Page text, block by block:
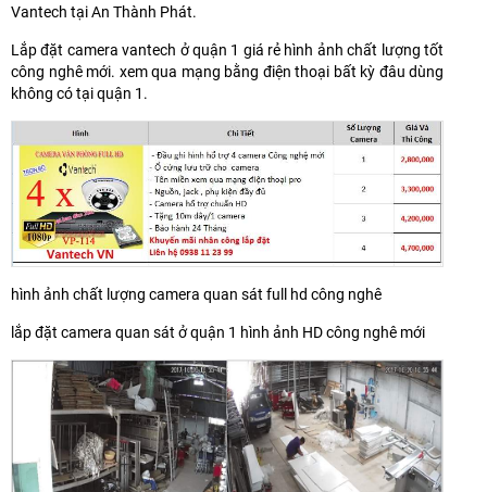
Vantech tại An Thành Phát.
Lắp đặt camera vantech ở quận 1 giá rẻ hình ảnh chất lượng tốt
công nghê mới. xem qua mạng bằng điện thoại bất kỳ đâu dùng
không có tại quận 1.
hình ảnh chất lượng camera quan sát full hd công nghê
lắp đặt camera quan sát ở quận 1 hình ảnh HD công nghê mới